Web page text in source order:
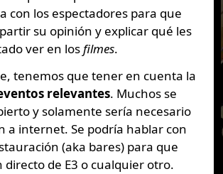
con los espectadores para que
su opinión y explicar qué les
ver en losfilmes.
tenemos que tener en cuenta la
relevantes. Muchos se
y solamente sería necesario
a internet. Se podría hablar con
(aka bares) para que
de E3 o cualquier otro.